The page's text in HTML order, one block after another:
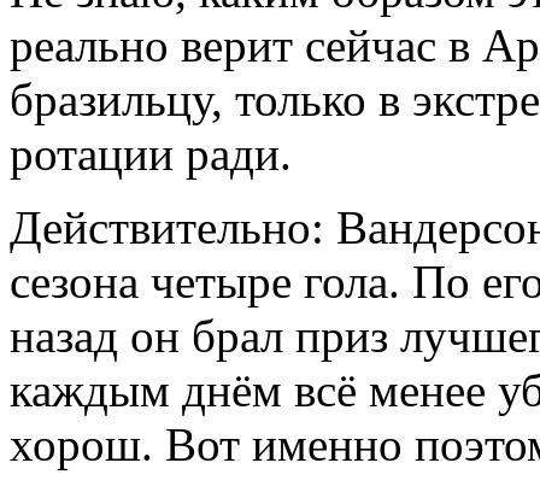
реально верит сейчас в
бразильцу, только в
ротации ради.
Действительно:
сезона четыре гола. По
назад он брал приз
каждым днём всё менее
хорош. Вот именно